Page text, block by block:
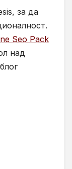
за да
Seo Pack
над